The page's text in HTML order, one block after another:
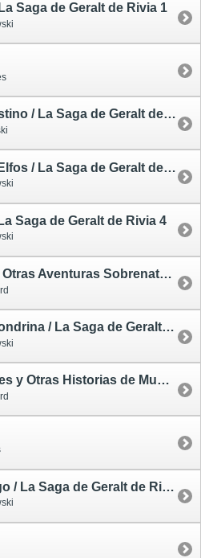
Saga de Geralt de Rivia 1
La Espada del Destino / La Saga de Geralt de Rivia 2
La Sangre de los Elfos / La Saga de Geralt de Rivia 3
Saga de Geralt de Rivia 4
La Piedra Negra y Otras Aventuras Sobrenaturales
La Torre de la Golondrina / La Saga de Geralt de Rivia 6
La Isla de los Eones y Otras Historias de Mundos Perdidos - ilustrado
Bautismo de Fuego / La Saga de Geralt de Rivia 5